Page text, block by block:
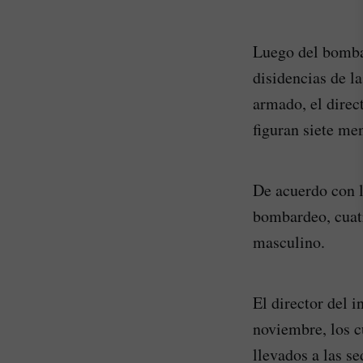
Luego del
disidencias de
armado, el
figuran siete
De acuerdo
bombardeo,
masculino.
El director del
noviembre, los
llevados a las